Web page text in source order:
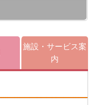
施設・サービス案
内